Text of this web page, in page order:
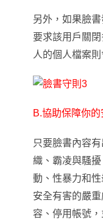
另外 ， 如果臉
要求該用戶關
人的個人檔案
B.協助保障你的
只要臉書內容
織、霸凌與騷
動、性暴力和
安全有害的嚴重
容、停用帳號